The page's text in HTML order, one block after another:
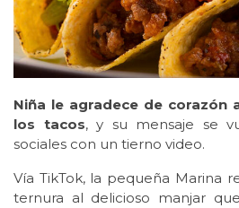
Niña le agradece de corazón a
los tacos, y su mensaje se
sociales con un tierno video.
Vía TikTok, la pequeña Marina
ternura al delicioso manjar